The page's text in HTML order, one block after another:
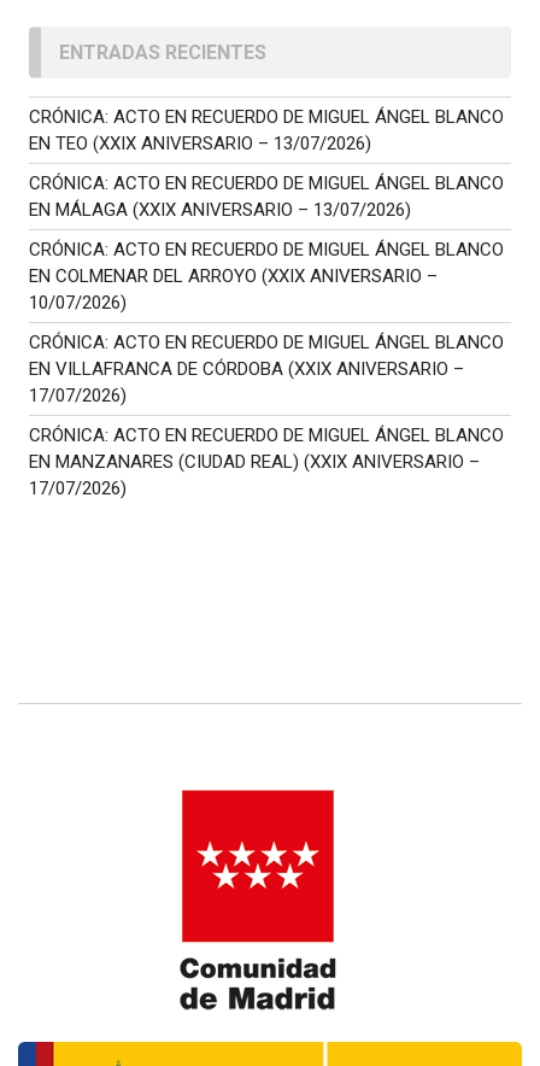
ENTRADAS RECIENTES
CRÓNICA: ACTO EN RECUERDO DE MIGUEL ÁNGEL BLANCO
EN TEO (XXIX ANIVERSARIO – 13/07/2026)
CRÓNICA: ACTO EN RECUERDO DE MIGUEL ÁNGEL BLANCO
EN MÁLAGA (XXIX ANIVERSARIO – 13/07/2026)
CRÓNICA: ACTO EN RECUERDO DE MIGUEL ÁNGEL BLANCO
EN COLMENAR DEL ARROYO (XXIX ANIVERSARIO –
10/07/2026)
CRÓNICA: ACTO EN RECUERDO DE MIGUEL ÁNGEL BLANCO
EN VILLAFRANCA DE CÓRDOBA (XXIX ANIVERSARIO –
17/07/2026)
CRÓNICA: ACTO EN RECUERDO DE MIGUEL ÁNGEL BLANCO
EN MANZANARES (CIUDAD REAL) (XXIX ANIVERSARIO –
17/07/2026)